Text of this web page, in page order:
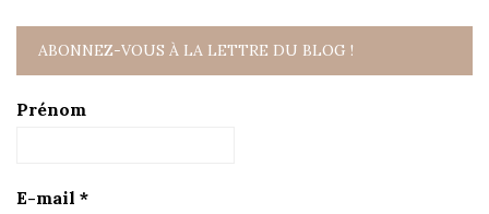
ABONNEZ-VOUS À LA LETTRE DU BLOG !
Prénom
E-mail *